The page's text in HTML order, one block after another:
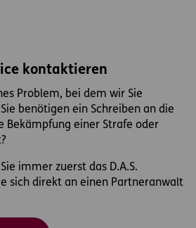
kontaktieren
Problem, bei dem wir Sie
benötigen ein Schreiben an die
Bekämpfung einer Strafe oder
immer zuerst das D.A.S.
sich direkt an einen Partneranwalt